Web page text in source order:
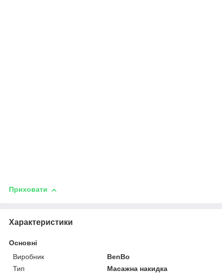
Приховати
Характеристики
Основні
Виробник
BenBo
Тип
Масажна накидка